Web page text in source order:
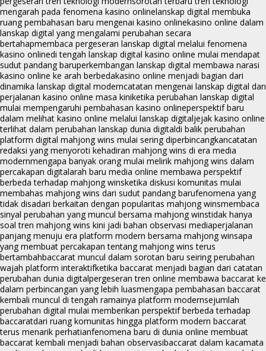
mengarah pada fenomena kasino onlinelanskap digital membuka
ruang pembahasan baru mengenai kasino onlinekasino online dalam
lanskap digital yang mengalami perubahan secara
bertahapmembaca pergeseran lanskap digital melalui fenomena
kasino onlinedi tengah lanskap digital kasino online mulai mendapat
sudut pandang baruperkembangan lanskap digital membawa narasi
kasino online ke arah berbedakasino online menjadi bagian dari
dinamika lanskap digital moderncatatan mengenai lanskap digital dan
perjalanan kasino online masa kiniketika perubahan lanskap digital
mulai mempengaruhi pembahasan kasino onlineperspektif baru
dalam melihat kasino online melalui lanskap digitaljejak kasino online
terlihat dalam perubahan lanskap dunia digitaldi balik perubahan
platform digital mahjong wins mulai sering diperbincangkancatatan
redaksi yang menyoroti kehadiran mahjong wins di era media
modernmengapa banyak orang mulai melirik mahjong wins dalam
percakapan digitalarah baru media online membawa perspektif
berbeda terhadap mahjong winsketika diskusi komunitas mulai
membahas mahjong wins dari sudut pandang barufenomena yang
tidak disadari berkaitan dengan popularitas mahjong winsmembaca
sinyal perubahan yang muncul bersama mahjong winstidak hanya
soal tren mahjong wins kini jadi bahan observasi mediaperjalanan
panjang menuju era platform modern bersama mahjong winsapa
yang membuat percakapan tentang mahjong wins terus
bertambahbaccarat muncul dalam sorotan baru seiring perubahan
wajah platform interaktifketika baccarat menjadi bagian dari catatan
perubahan dunia digitalpergeseran tren online membawa baccarat ke
dalam perbincangan yang lebih luasmengapa pembahasan baccarat
kembali muncul di tengah ramainya platform modernsejumlah
perubahan digital mulai memberikan perspektif berbeda terhadap
baccaratdari ruang komunitas hingga platform modern baccarat
terus menarik perhatianfenomena baru di dunia online membuat
baccarat kembali menjadi bahan observasibaccarat dalam kacamata